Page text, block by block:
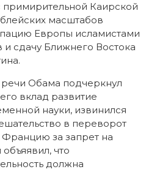
Каирской
масштабов
Европы исламистами
сдачу Ближнего Востока
Обама подчеркнул
вклад развитие
науки, извинился
в переворот
Францию за запрет на
что
должна